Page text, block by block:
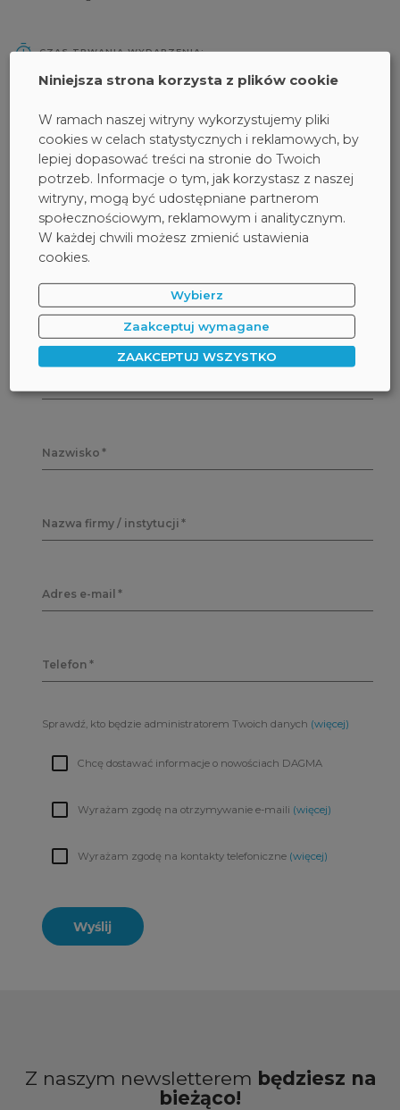
CZAS TRWANIA WYDARZENIA:
1 godzina 5 minut
TERMIN:
Na żądanie
FORMULARZ REJESTRACYJNY:
Rozpocznij kiedy chcesz
Nazwisko
Nazwa firmy / instytucji
Adres e-mail
Telefon
Sprawdź, kto będzie administratorem Twoich danych (więcej)
Chcę dostawać informacje o nowościach DAGMA
Wyrażam zgodę na otrzymywanie e-maili (więcej)
Wyrażam zgodę na kontakty telefoniczne (więcej)
Wyślij
Z naszym newsletterem będziesz na
bieżąco!
Niniejsza strona korzysta z plików cookie
W ramach naszej witryny wykorzystujemy pliki
cookies w celach statystycznych i reklamowych, by
lepiej dopasować treści na stronie do Twoich
potrzeb. Informacje o tym, jak korzystasz z naszej
witryny, mogą być udostępniane partnerom
społecznościowym, reklamowym i analitycznym.
W każdej chwili możesz zmienić ustawienia
cookies.
Wybierz
Zaakceptuj wymagane
ZAAKCEPTUJ WSZYSTKO